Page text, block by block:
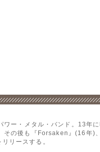
ワー・メタル・バンド。13年
その後も『Forsaken』(16年
リースする。